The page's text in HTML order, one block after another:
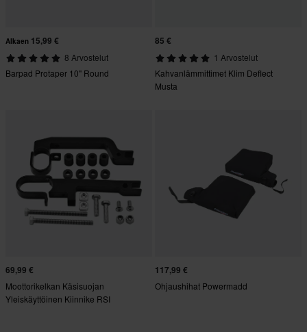
Alkaen 15,99 €
8 Arvostelut
Barpad Protaper 10" Round
85 €
1 Arvostelut
Kahvanlämmittimet Klim Deflect
Musta
69,99 €
Moottorikelkan Käsisuojan
Yleiskäyttöinen Kiinnike RSI
117,99 €
Ohjaushihat Powermadd